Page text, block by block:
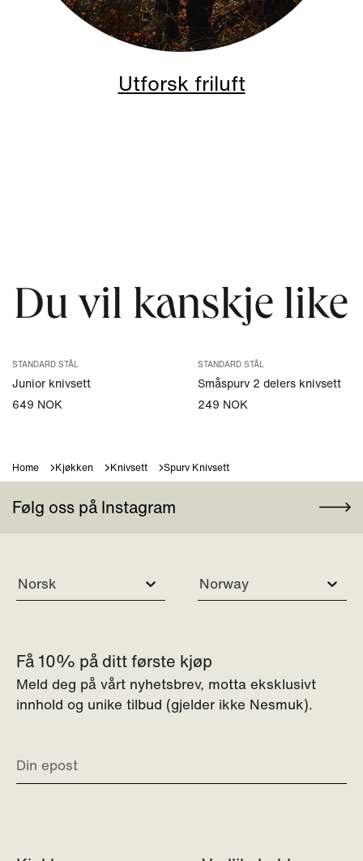
Utforsk friluft
Du vil kanskje like
STANDARD STÅL
Junior knivsett
649 NOK
STANDARD STÅL
Småspurv 2 delers knivsett
249 NOK
Home Kjøkken Knivsett Spurv Knivsett
Følg oss på Instagram
Norsk Norway
Få 10% på ditt første kjøp
Meld deg på vårt nyhetsbrev, motta eksklusivt
innhold og unike tilbud (gjelder ikke Nesmuk).